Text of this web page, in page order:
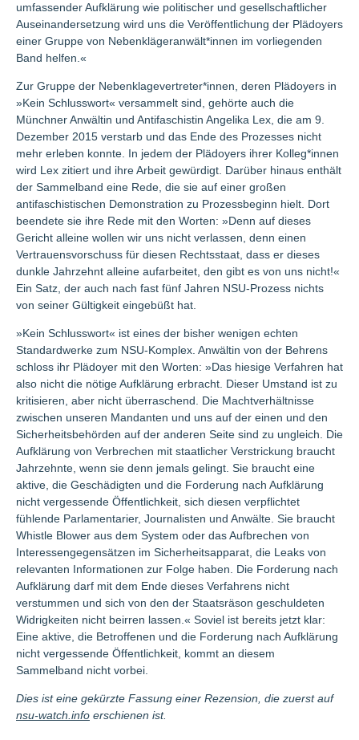
umfassender Aufklärung wie politischer und gesellschaftlicher
Auseinandersetzung wird uns die Veröffentlichung der Plädoyers
einer Gruppe von Nebenklägeranwält*innen im vorliegenden
Band helfen.«
Zur Gruppe der Nebenklagevertreter*innen, deren Plädoyers in
»Kein Schlusswort« versammelt sind, gehörte auch die
Münchner Anwältin und Antifaschistin Angelika Lex, die am 9.
Dezember 2015 verstarb und das Ende des Prozesses nicht
mehr erleben konnte. In jedem der Plädoyers ihrer Kolleg*innen
wird Lex zitiert und ihre Arbeit gewürdigt. Darüber hinaus enthält
der Sammelband eine Rede, die sie auf einer großen
antifaschistischen Demonstration zu Prozessbeginn hielt. Dort
beendete sie ihre Rede mit den Worten: »Denn auf dieses
Gericht alleine wollen wir uns nicht verlassen, denn einen
Vertrauensvorschuss für diesen Rechtsstaat, dass er dieses
dunkle Jahrzehnt alleine aufarbeitet, den gibt es von uns nicht!«
Ein Satz, der auch nach fast fünf Jahren NSU-Prozess nichts
von seiner Gültigkeit eingebüßt hat.
»Kein Schlusswort« ist eines der bisher wenigen echten
Standardwerke zum NSU-Komplex. Anwältin von der Behrens
schloss ihr Plädoyer mit den Worten: »Das hiesige Verfahren hat
also nicht die nötige Aufklärung erbracht. Dieser Umstand ist zu
kritisieren, aber nicht überraschend. Die Machtverhältnisse
zwischen unseren Mandanten und uns auf der einen und den
Sicherheitsbehörden auf der anderen Seite sind zu ungleich. Die
Aufklärung von Verbrechen mit staatlicher Verstrickung braucht
Jahrzehnte, wenn sie denn jemals gelingt. Sie braucht eine
aktive, die Geschädigten und die Forderung nach Aufklärung
nicht vergessende Öffentlichkeit, sich diesen verpflichtet
fühlende Parlamentarier, Journalisten und Anwälte. Sie braucht
Whistle Blower aus dem System oder das Aufbrechen von
Interessengegensätzen im Sicherheitsapparat, die Leaks von
relevanten Informationen zur Folge haben. Die Forderung nach
Aufklärung darf mit dem Ende dieses Verfahrens nicht
verstummen und sich von den der Staatsräson geschuldeten
Widrigkeiten nicht beirren lassen.« Soviel ist bereits jetzt klar:
Eine aktive, die Betroffenen und die Forderung nach Aufklärung
nicht vergessende Öffentlichkeit, kommt an diesem
Sammelband nicht vorbei.
Dies ist eine gekürzte Fassung einer Rezension, die zuerst auf
nsu-watch.info erschienen ist.